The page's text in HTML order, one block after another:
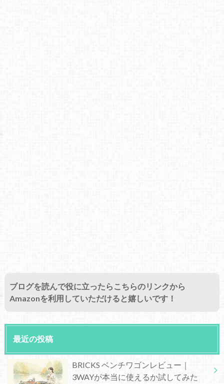
ブログを読んで役に立ったらこちらのリンクから
Amazonを利用していただけると嬉しいです！
最近の投稿
BRICKS ベンチワゴンレビュー｜
3WAYが本当に使えるか試してみた